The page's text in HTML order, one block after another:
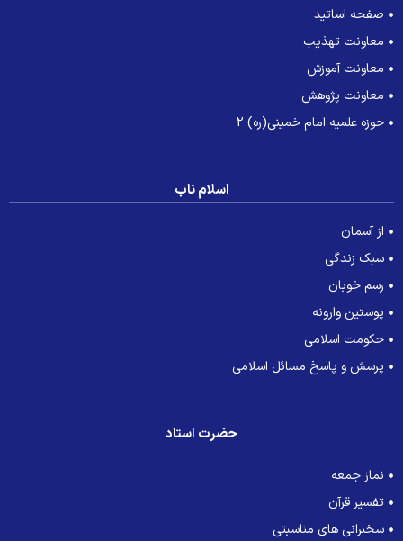
صفحه اساتید
معاونت تهذیب
معاونت آموزش
معاونت پژوهش
حوزه علمیه امام خمینی(ره) 2
اسلام ناب
از آسمان
سبک زندگی
رسم خوبان
پوستین وارونه
حکومت اسلامی
پرسش و پاسخ مسائل اسلامی
حضرت استاد
نماز جمعه
تفسیر قرآن
سخنرانی های مناسبتی